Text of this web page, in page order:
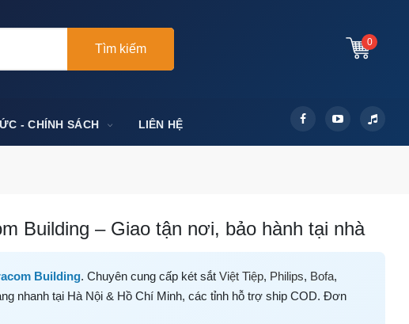
0
Tìm kiếm
- CHÍNH SÁCH LIÊN HỆ
Building – Giao tận nơi, bảo hành tại nhà
Building. Chuyên cung cấp két sắt Việt Tiệp, Philips, Bofa,
nhanh tại Hà Nội & Hồ Chí Minh, các tỉnh hỗ trợ ship COD. Đơn